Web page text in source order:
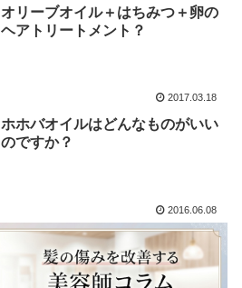
オリーブオイル＋はちみつ＋卵の
ヘアトリートメント？
2017.03.18
ホホバオイルはどんなものがいい
のですか？
2016.06.08